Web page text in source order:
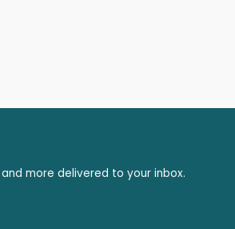
more delivered to your inbox.